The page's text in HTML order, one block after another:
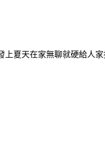
上夏天在家無聊就硬給人